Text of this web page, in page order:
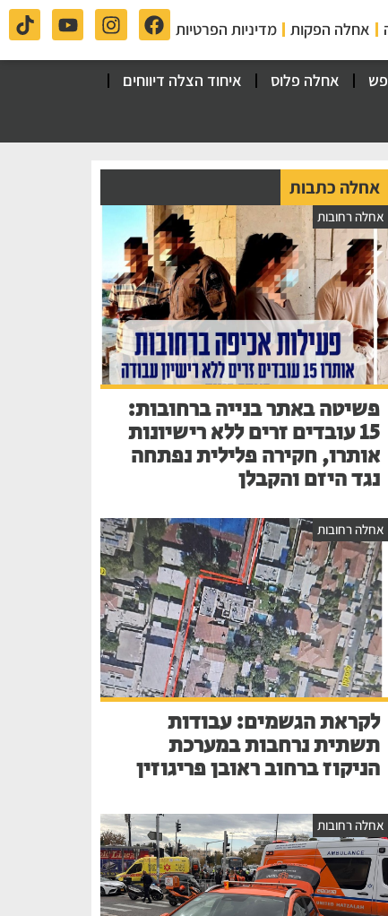
אחלה הפקות מדיניות הפרטיות
אחלה פלוס
איחוד הצלה דיווחים
אחלה כתבות
אחלה רחובות
פשיטה באתר בנייה ברחובות:
15 עובדים זרים ללא רישיונות
אותרו, חקירה פלילית נפתחה
נגד היזם והקבלן
אחלה רחובות
לקראת הגשמים: עבודות
תשתית נרחבות במערכת
הניקוז ברחוב ראובן פריגוזין
אחלה רחובות